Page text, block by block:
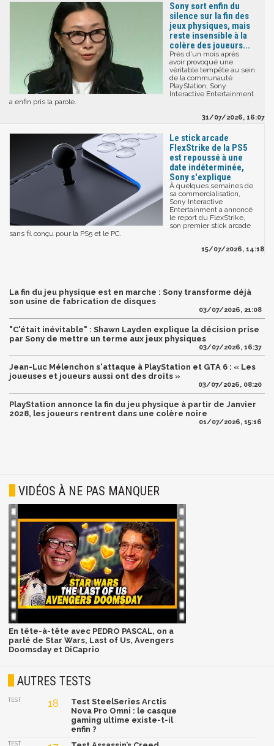
Sony sort enfin du
silence sur la fin des
jeux physiques, mais
reste insensible à la
colère des joueurs...
Près d'un mois après
avoir provoqué une
véritable tempête au sein
de la communauté
PlayStation, Sony
Interactive Entertainment
a enfin pris la parole.
31/07/2026, 16:07
Le stick arcade
FlexStrike de la PS5
est repoussé à une
date indéterminée,
Sony s'explique
À quelques semaines de
sa commercialisation,
Sony Interactive
Entertainment a annoncé
le report du FlexStrike,
son premier stick arcade
sans fil conçu pour la PS5 et le PC.
15/07/2026, 14:18
La fin du jeu physique est en marche : Sony transforme déjà
son usine de fabrication de disques
03/07/2026, 21:08
"C'était inévitable" : Shawn Layden explique la décision prise
par Sony de mettre un terme aux jeux physiques
03/07/2026, 16:37
Jean-Luc Mélenchon s'attaque à PlayStation et GTA 6 : « Les
joueuses et joueurs aussi ont des droits »
03/07/2026, 08:20
PlayStation annonce la fin du jeu physique à partir de Janvier
2028, les joueurs rentrent dans une colère noire
01/07/2026, 15:16
VIDÉOS À NE PAS MANQUER
En tête-à-tête avec PEDRO PASCAL, on a
parlé de Star Wars, Last of Us, Avengers
Doomsday et DiCaprio
AUTRES TESTS
TEST 18
Test SteelSeries Arctis
Nova Pro Omni : le casque
gaming ultime existe-t-il
enfin ?
TEST